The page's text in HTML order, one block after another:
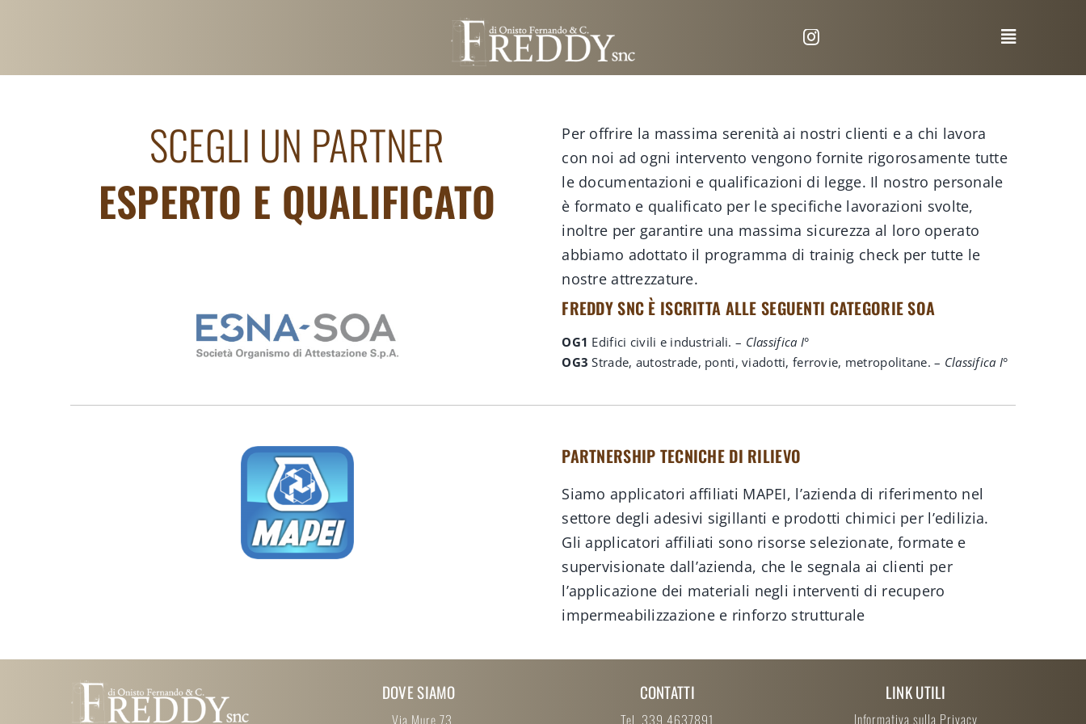
SCEGLI UN PARTNER
ESPERTO E QUALIFICATO
Per offrire la massima serenità ai nostri clienti e a chi lavora
con noi ad ogni intervento vengono fornite rigorosamente tutte
le documentazioni e qualificazioni di legge. Il nostro personale
è formato e qualificato per le specifiche lavorazioni svolte,
inoltre per garantire una massima sicurezza al loro operato
abbiamo adottato il programma di trainig check per tutte le
nostre attrezzature.
FREDDY SNC È ISCRITTA ALLE SEGUENTI CATEGORIE SOA
OG1 Edifici civili e industriali. – Classifica I°
OG3 Strade, autostrade, ponti, viadotti, ferrovie, metropolitane. – Classifica I°
PARTNERSHIP TECNICHE DI RILIEVO
Siamo applicatori affiliati MAPEI, l’azienda di riferimento nel
settore degli adesivi sigillanti e prodotti chimici per l’edilizia.
Gli applicatori affiliati sono risorse selezionate, formate e
supervisionate dall’azienda, che le segnala ai clienti per
l’applicazione dei materiali negli interventi di recupero
impermeabilizzazione e rinforzo strutturale
DOVE SIAMO
Via Mure 73
CONTATTI
Tel. 339 4637891
LINK UTILI
Informativa sulla Privacy